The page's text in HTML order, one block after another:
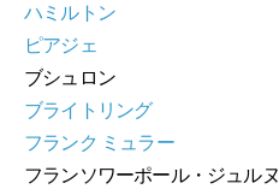
ハミルトン
ピアジェ
ブシュロン
ブライトリング
フランク ミュラー
フランソワーポール・ジュルヌ